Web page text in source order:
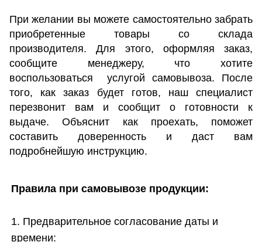
При желании вы можете самостоятельно забрать
приобретенные товары со склада
производителя. Для этого, оформляя заказ,
сообщите менеджеру, что хотите
воспользоваться
услугой самовывоза. После
того, как заказ будет готов, наш специалист
перезвонит вам и сообщит о готовности
к
выдаче. Объяснит как проехать, поможет
составить доверенность и даст вам
подробнейшую инструкцию.
Правила при самовывозе продукции:
1. Предварительное согласование даты и
времени: